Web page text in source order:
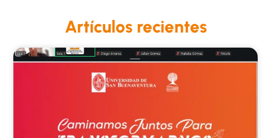
Artículos recientes